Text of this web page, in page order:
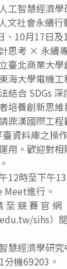
工智慧經濟
文社會永續
、10月17日
思考 × 永續
臺北商業大
海大學電機
結合 SDGs
培養創新思
鼎漢國際工
資料庫之操
用。歡迎對
12時至下午
進行。
競 賽 官 網
sihs）
慧經濟學研究
分機69203。